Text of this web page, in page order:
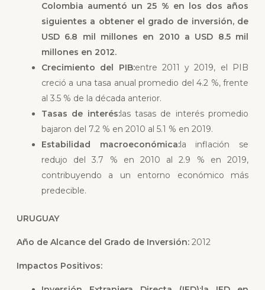
Colombia aumentó un 25 % en los dos años
siguientes a obtener el grado de inversión, de
USD 6.8 mil millones en 2010 a USD 8.5 mil
millones en 2012.
Crecimiento del PIB:entre 2011 y 2019, el PIB
creció a una tasa anual promedio del 4.2 %, frente
al 3.5 % de la década anterior.
Tasas de interés:las tasas de interés promedio
bajaron del 7.2 % en 2010 al 5.1 % en 2019.
Estabilidad macroeconómica:la inflación se
redujo del 3.7 % en 2010 al 2.9 % en 2019,
contribuyendo a un entorno económico más
predecible.
URUGUAY
Año de Alcance del Grado de Inversión:2012
Impactos Positivos: